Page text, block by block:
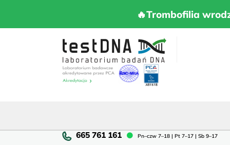
🔥Trombofilia
🔥Trombofilia
Pn–czw 7–18 | Pt 7–17 | Sb 9–17Pn–